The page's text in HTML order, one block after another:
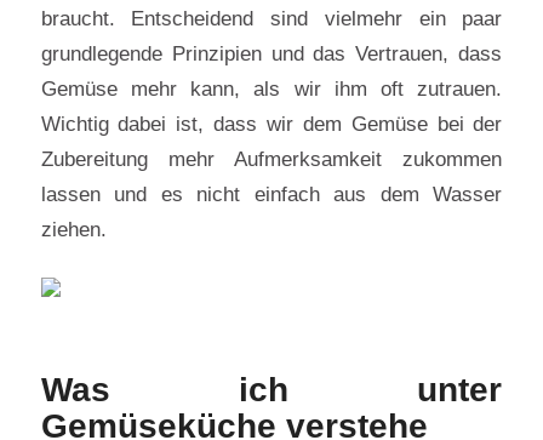
braucht. Entscheidend sind vielmehr ein paar
grundlegende Prinzipien und das Vertrauen, dass
Gemüse mehr kann, als wir ihm oft zutrauen.
Wichtig dabei ist, dass wir dem Gemüse bei der
Zubereitung mehr Aufmerksamkeit zukommen
lassen und es nicht einfach aus dem Wasser
ziehen.
Was ich unter
Gemüseküche verstehe